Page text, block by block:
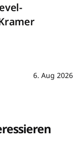
6. Aug 2026